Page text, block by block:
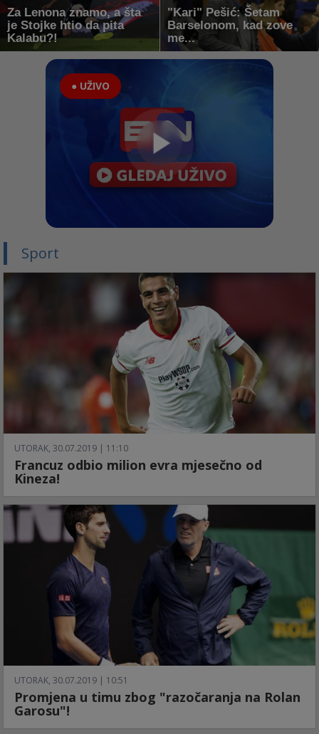
Za Lenona znamo, a šta
je Stojke htio da pita
Kalabu?!
"Kari" Pešić: Šetam
Barselonom, kad zove
me...
● UŽIVO
Sport
UTORAK, 30.07.2019 | 11:10
Francuz odbio milion evra mjesečno od
Kineza!
UTORAK, 30.07.2019 | 10:51
Promjena u timu zbog "razočaranja na Rolan
Garosu"!